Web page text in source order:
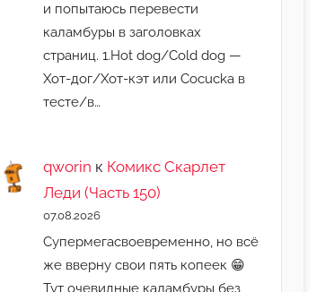
и попытаюсь перевести
каламбуры в заголовках
страниц. 1.Hot dog/Cold dog —
Хот-дог/Хот-кэт или Cocucka в
тесте/в…
qworin к Комикс Скарлет
Леди (Часть 150)
07.08.2026
Супермегасвоевременно, но всё
же вверну свои пять копеек 😁
Тут очевидные каламбуры без